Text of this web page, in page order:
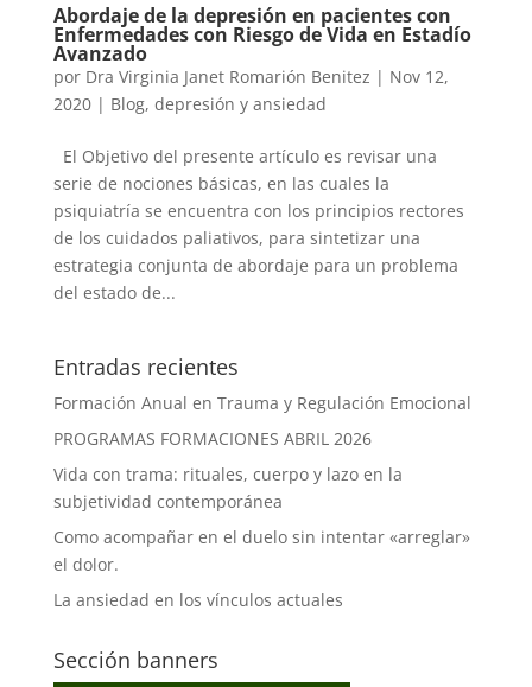
Abordaje de la depresión en pacientes con
Enfermedades con Riesgo de Vida en Estadío
Avanzado
por Dra Virginia Janet Romarión Benitez | Nov 12,
2020| Blog, depresión y ansiedad
El Objetivo del presente artículo es revisar una
serie de nociones básicas, en las cuales la
psiquiatría se encuentra con los principios rectores
de los cuidados paliativos, para sintetizar una
estrategia conjunta de abordaje para un problema
del estado de...
Entradas recientes
Formación Anual en Trauma y Regulación Emocional
PROGRAMAS FORMACIONES ABRIL 2026
Vida con trama: rituales, cuerpo y lazo en la
subjetividad contemporánea
Como acompañar en el duelo sin intentar «arreglar»
el dolor.
La ansiedad en los vínculos actuales
Sección banners